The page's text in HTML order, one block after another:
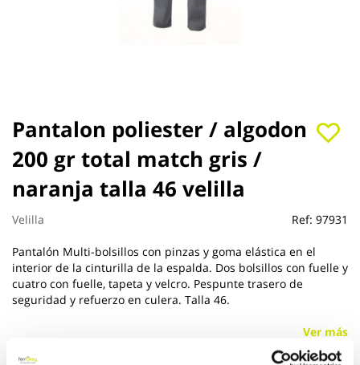
Pantalon poliester / algodon
200 gr total match gris /
naranja talla 46 velilla
Velilla Ref: 97931
Pantalón Multi-bolsillos con pinzas y goma elástica en el
interior de la cinturilla de la espalda. Dos bolsillos con fuelle y
cuatro con fuelle, tapeta y velcro. Pespunte trasero de
seguridad y refuerzo en culera. Talla 46.
Ver más
Saltar
al
comienzo
de
la
galería
de